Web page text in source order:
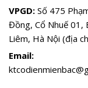
VPGD: Số 475
Đồng, Cổ Nhuế 01,
Liêm, Hà Nội (địa
Email: